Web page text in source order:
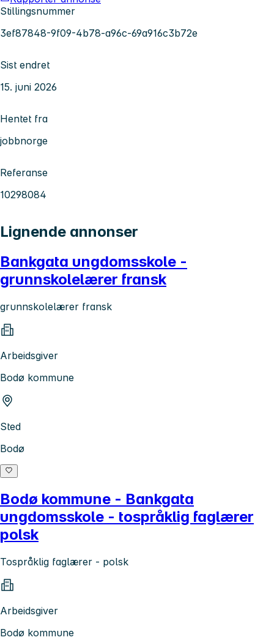
Stillingsnummer
3ef87848-9f09-4b78-a96c-69a916c3b72e
Sist endret
15. juni 2026
Hentet fra
jobbnorge
Referanse
10298084
Lignende annonser
Bankgata ungdomsskole -
grunnskolelærer fransk
grunnskolelærer fransk
Arbeidsgiver
Bodø kommune
Sted
Bodø
Bodø kommune - Bankgata
ungdomsskole - tospråklig faglærer
polsk
Tospråklig faglærer - polsk
Arbeidsgiver
Bodø kommune